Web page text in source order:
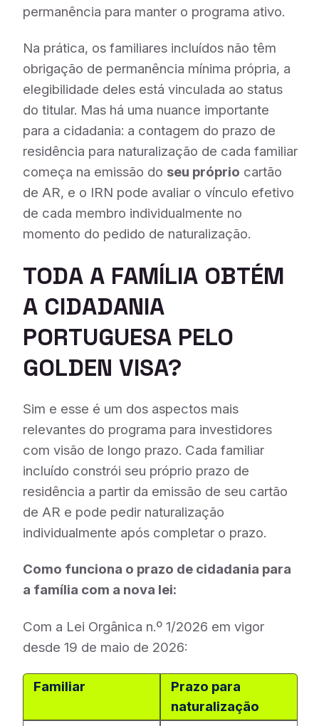
permanência para manter o programa ativo.
Na prática, os familiares incluídos não têm
obrigação de permanência mínima própria, a
elegibilidade deles está vinculada ao status
do titular. Mas há uma nuance importante
para a cidadania: a contagem do prazo de
residência para naturalização de cada familiar
começa na emissão do seu próprio cartão
de AR, e o IRN pode avaliar o vínculo efetivo
de cada membro individualmente no
momento do pedido de naturalização.
TODA A FAMÍLIA OBTÉM
A CIDADANIA
PORTUGUESA PELO
GOLDEN VISA?
Sim e esse é um dos aspectos mais
relevantes do programa para investidores
com visão de longo prazo. Cada familiar
incluído constrói seu próprio prazo de
residência a partir da emissão de seu cartão
de AR e pode pedir naturalização
individualmente após completar o prazo.
Como funciona o prazo de cidadania para
a família com a nova lei:
Com a Lei Orgânica n.º 1/2026 em vigor
desde 19 de maio de 2026:
Familiar
Prazo para
naturalização